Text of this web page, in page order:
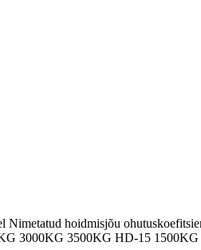
Nimetatud hoidmisjõu
3000KG 3500KG HD-15